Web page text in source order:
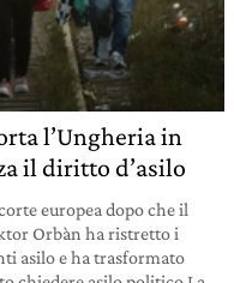
l’Ungheria in
il diritto d’asilo
europea dopo che il
Orbàn ha ristretto i
asilo e ha trasformato